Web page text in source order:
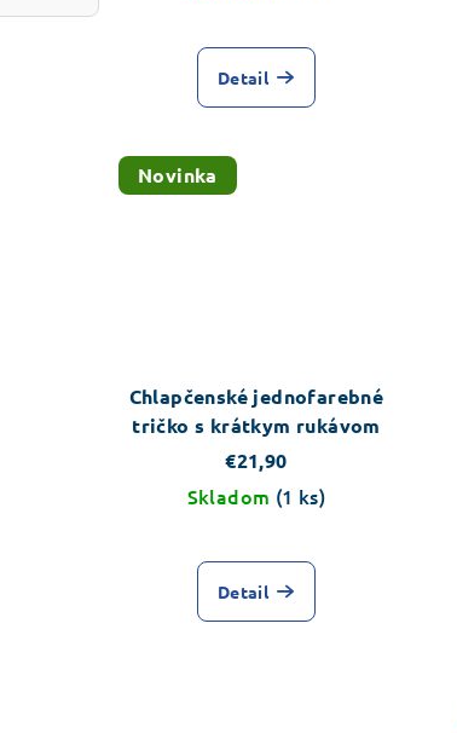
Detail
Novinka
Chlapčenské jednofarebné
tričko s krátkym rukávom
€21,90
Skladom (1 ks)
Detail